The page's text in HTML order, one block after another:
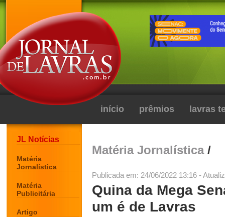
início prêmios lavras
JL Notícias
Matéria
Jornalística
Matéria
Publicitária
Artigo
Matéria Jornalística/
Publicada em: 24/06/2022 13:16 -
Quina da Mega
um é de Lavras